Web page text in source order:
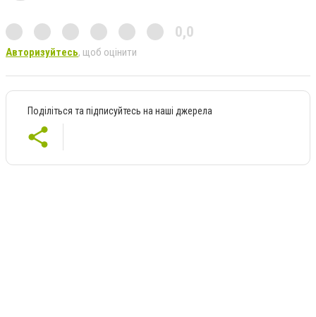
0,0
Авторизуйтесь, щоб оцінити
Поділіться та підписуйтесь на наші джерела